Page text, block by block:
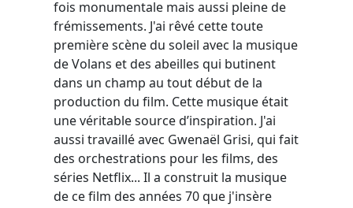
fois monumentale mais aussi pleine de
frémissements. J'ai rêvé cette toute
première scène du soleil avec la musique
de Volans et des abeilles qui butinent
dans un champ au tout début de la
production du film. Cette musique était
une véritable source d’inspiration. J'ai
aussi travaillé avec Gwenaël Grisi, qui fait
des orchestrations pour les films, des
séries Netflix... Il a construit la musique
de ce film des années 70 que j'insère